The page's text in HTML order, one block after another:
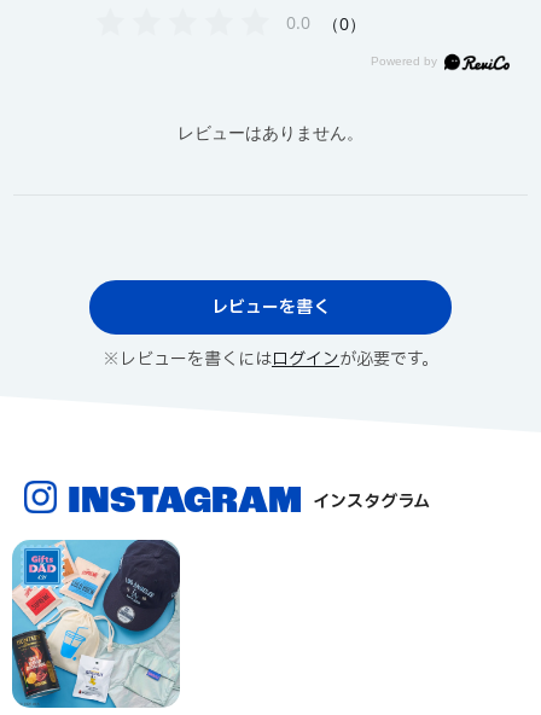
0.0 0
レビューはありません。
レビューを書く
※レビューを書くにはログインが必要です。
INSTAGRAM インスタグラム